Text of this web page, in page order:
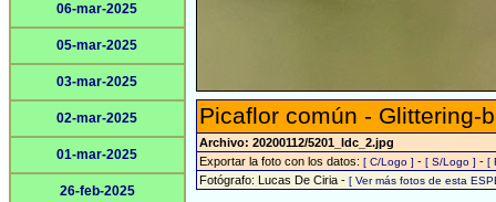
06-mar-2025
05-mar-2025
03-mar-2025
02-mar-2025
01-mar-2025
26-feb-2025
Picaflor común - Glittering-
Archivo: 20200112/5201_ldc_2.jpg
Exportar la foto con los datos: [ C/Logo ] - [ S/Logo ] - [
Fotógrafo: Lucas De Ciria - [ Ver más fotos de esta